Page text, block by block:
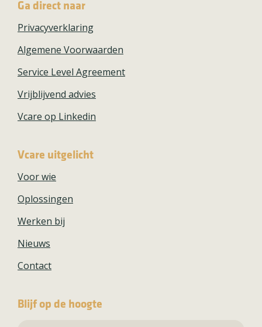
Ga direct naar
Privacyverklaring
Algemene Voorwaarden
Service Level Agreement
Vrijblijvend advies
Vcare op Linkedin
Vcare uitgelicht
Voor wie
Oplossingen
Werken bij
Nieuws
Contact
Blijf op de hoogte